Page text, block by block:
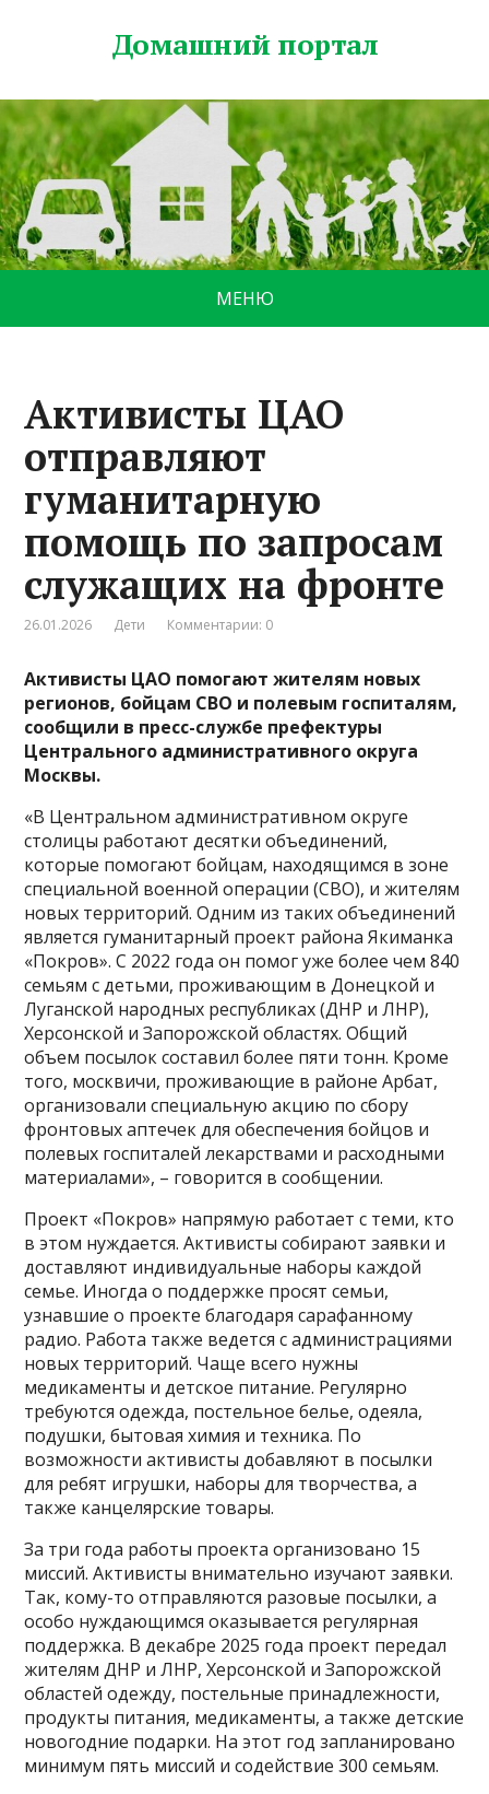
Домашний портал
МЕНЮ
Активисты ЦАО
отправляют
гуманитарную
помощь по запросам
служащих на фронте
26.01.2026 Дети Комментарии: 0
Активисты ЦАО помогают жителям новых
регионов, бойцам СВО и полевым госпиталям,
сообщили в пресс-службе префектуры
Центрального административного округа
Москвы.
«В Центральном административном округе
столицы работают десятки объединений,
которые помогают бойцам, находящимся в зоне
специальной военной операции (СВО), и жителям
новых территорий. Одним из таких объединений
является гуманитарный проект района Якиманка
«Покров». С 2022 года он помог уже более чем 840
семьям с детьми, проживающим в Донецкой и
Луганской народных республиках (ДНР и ЛНР),
Херсонской и Запорожской областях. Общий
объем посылок составил более пяти тонн. Кроме
того, москвичи, проживающие в районе Арбат,
организовали специальную акцию по сбору
фронтовых аптечек для обеспечения бойцов и
полевых госпиталей лекарствами и расходными
материалами», – говорится в сообщении.
Проект «Покров» напрямую работает с теми, кто
в этом нуждается. Активисты собирают заявки и
доставляют индивидуальные наборы каждой
семье. Иногда о поддержке просят семьи,
узнавшие о проекте благодаря сарафанному
радио. Работа также ведется с администрациями
новых территорий. Чаще всего нужны
медикаменты и детское питание. Регулярно
требуются одежда, постельное белье, одеяла,
подушки, бытовая химия и техника. По
возможности активисты добавляют в посылки
для ребят игрушки, наборы для творчества, а
также канцелярские товары.
За три года работы проекта организовано 15
миссий. Активисты внимательно изучают заявки.
Так, кому-то отправляются разовые посылки, а
особо нуждающимся оказывается регулярная
поддержка. В декабре 2025 года проект передал
жителям ДНР и ЛНР, Херсонской и Запорожской
областей одежду, постельные принадлежности,
продукты питания, медикаменты, а также детские
новогодние подарки. На этот год запланировано
минимум пять миссий и содействие 300 семьям.